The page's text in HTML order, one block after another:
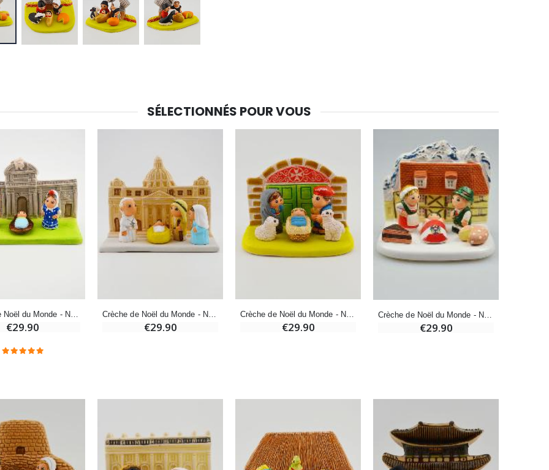
€10.00 €7.00
€12.00 €9.60
Bonbons Pastilles Menthe à l'Eau de Lourdes - 130g
-10%
€78.00 €58.50
€6.00
€21.90
Encens d'Eglise Pontifical 250g
€12.90
€130.00
Médaille Miraculeuse Rose - 19mm
Déposez votre Neuvaine à Lourdes
€12.00
Bonbons Pastilles Menthe à l'Eau de Lourdes - 130g
€7.90
-10%
SÉLECTIONNÉS POUR VOUS
Crèche de Noël du Monde - Nativité Madrid
€29.90
Crèche de Noël du Monde - Nativité Vatican
€29.90
Crèche de Noël du Monde - Nativité Malte
€29.90
Crèche de Noël du Monde - Nativité Autriche
€29.90